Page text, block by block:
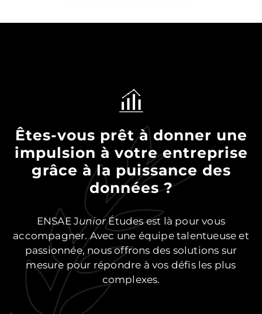
Êtes-vous prêt à donner une
impulsion à votre entreprise
grâce à la puissance des
données ?
ENSAE JuniorÉtudes est là pour vous
accompagner. Avec une équipe talentueuse et
passionnée, nous offrons des solutions sur
mesure pour répondre à vos défis les plus
complexes.